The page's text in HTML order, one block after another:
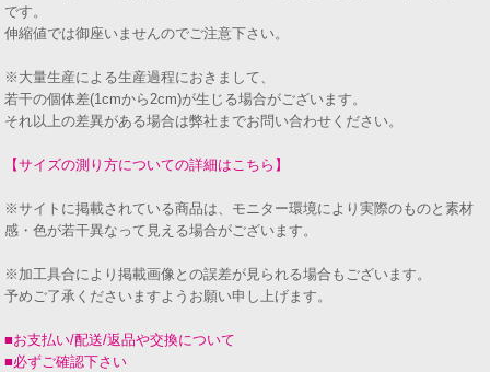
です。
伸縮値では御座いませんのでご注意下さい。
※大量生産による生産過程におきまして、
若干の個体差(1cmから2cm)が生じる場合がございます。
それ以上の差異がある場合は弊社までお問い合わせください。
【サイズの測り方についての詳細はこちら】
※サイトに掲載されている商品は、モニター環境により実際のものと素材
感・色が若干異なって見える場合がございます。
※加工具合により掲載画像との誤差が見られる場合もございます。
予めご了承くださいますようお願い申し上げます。
■お支払い/配送/返品や交換について
■必ずご確認下さい